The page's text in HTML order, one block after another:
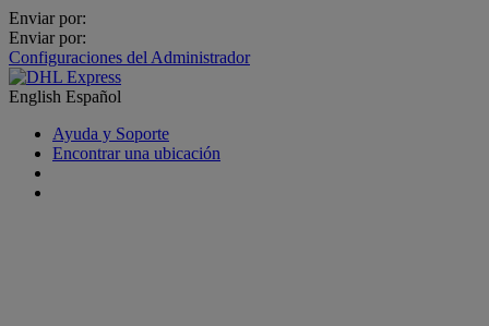
Enviar por:
Enviar por:
Configuraciones del Administrador
English Español
Ayuda y Soporte
Encontrar una ubicación